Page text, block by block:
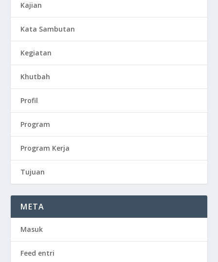
Kajian
Kata Sambutan
Kegiatan
Khutbah
Profil
Program
Program Kerja
Tujuan
META
Masuk
Feed entri